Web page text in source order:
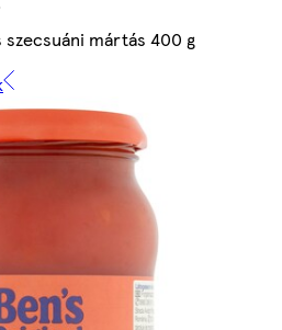
mártás 400 g